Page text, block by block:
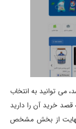
می توانید به انتخاب
خرید آن را دارید
نهایت از بخش مشخص